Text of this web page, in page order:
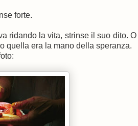
forte.
ridando la vita, strinse il suo dito.
quella era la mano della speranza.